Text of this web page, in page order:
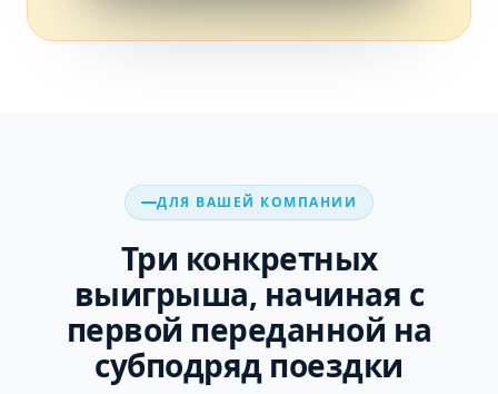
ДЛЯ ВАШЕЙ КОМПАНИИ
Три конкретных
выигрыша, начиная с
первой переданной на
субподряд поездки